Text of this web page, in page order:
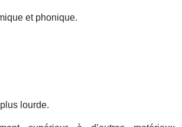
et phonique.
lourde.